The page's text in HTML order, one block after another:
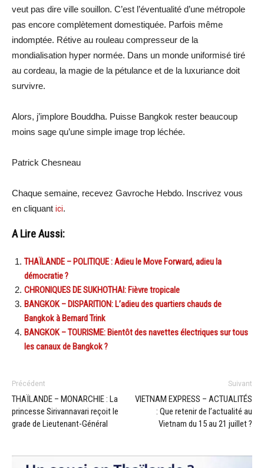
veut pas dire ville souillon. C’est l’éventualité d’une métropole
pas encore complètement domestiquée. Parfois même
indomptée. Rétive au rouleau compresseur de la
mondialisation hyper normée. Dans un monde uniformisé tiré
au cordeau, la magie de la pétulance et de la luxuriance doit
survivre.
Alors, j’implore Bouddha. Puisse Bangkok rester beaucoup
moins sage qu’une simple image trop léchée.
Patrick Chesneau
Chaque semaine, recevez Gavroche Hebdo. Inscrivez vous
en cliquant ici.
A Lire Aussi:
THAÏLANDE – POLITIQUE : Adieu le Move Forward, adieu la
démocratie ?
CHRONIQUES DE SUKHOTHAI: Fièvre tropicale
BANGKOK – DISPARITION: L’adieu des quartiers chauds de
Bangkok à Bernard Trink
BANGKOK – TOURISME: Bientôt des navettes électriques sur tous
les canaux de Bangkok ?
Précédent
THAÏLANDE – MONARCHIE : La
princesse Sirivannavari reçoit le
grade de Lieutenant-Général
Suivant
VIETNAM EXPRESS – ACTUALITÉS
: Que retenir de l’actualité au
Vietnam du 15 au 21 juillet ?